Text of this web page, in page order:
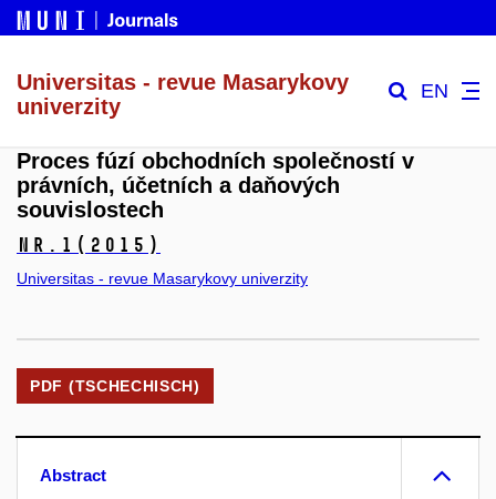
Universitas - revue Masarykovy
univerzity
EN
Proces fúzí obchodních společností v
právních, účetních a daňových
souvislostech
Nr.1 (2015)
Universitas - revue Masarykovy univerzity
PDF (TSCHECHISCH)
Abstract